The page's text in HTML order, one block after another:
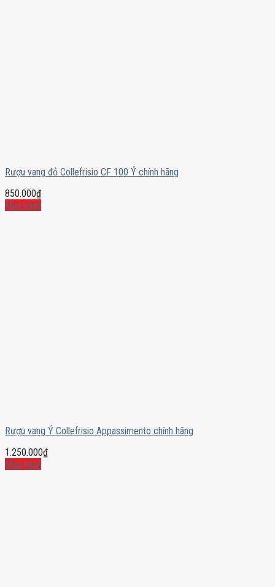
Rượu vang đỏ Collefrisio CF 100 Ý chính hãng
850.000₫
Mua ngay
Rượu vang Ý Collefrisio Appassimento chính hãng
1.250.000₫
Mua ngay